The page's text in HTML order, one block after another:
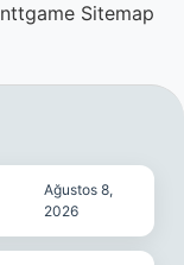
nttgame Sitemap
Ağustos 8,
2026